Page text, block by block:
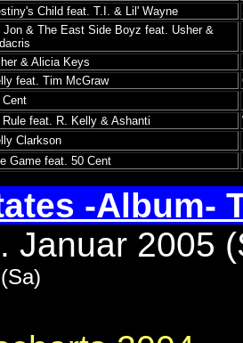
Child feat. T.I. & Lil' Wayne
Jon & The East Side Boyz feat. Usher &
& Alicia Keys
feat. Tim McGraw
Cent
Rule feat. R. Kelly & Ashanti
Clarkson
Game feat. 50 Cent
-Album-
Januar 2005